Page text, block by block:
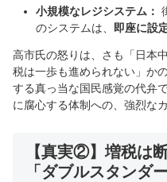
小規模なレジシステム：
のシステムは、 即座に設
高市氏の怒りは、さも「日本
税は一歩も進められない」か
する真っ当な国民感覚の代弁
に腐心する体制への、強烈な
【真実②】増税は
「ダブルスタンダー